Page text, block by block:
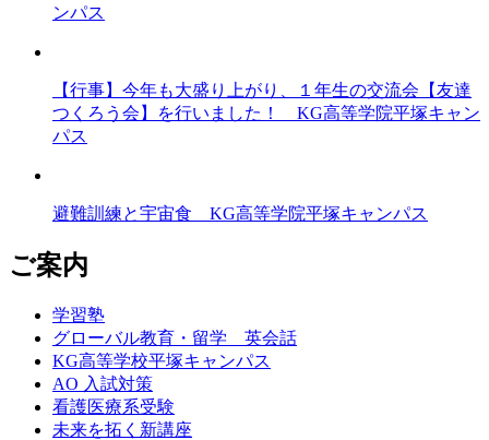
ンパス
【行事】今年も大盛り上がり、１年生の交流会【友達
つくろう会】を行いました！ KG高等学院平塚キャン
パス
避難訓練と宇宙食 KG高等学院平塚キャンパス
ご案内
学習塾
グローバル教育・留学 英会話
KG高等学校平塚キャンパス
AO 入試対策
看護医療系受験
未来を拓く新講座